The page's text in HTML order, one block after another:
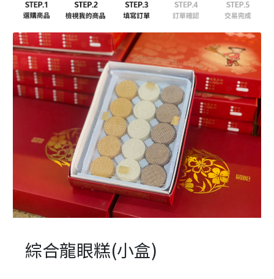
其
酥
餅
古
早
中
禮
賞
綜合龍眼糕(小盒)